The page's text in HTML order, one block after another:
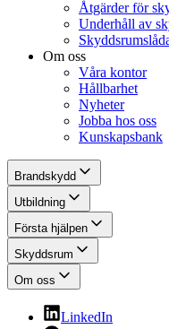
Åtgärder för
Underhåll av
Om oss
Våra kontor
Hållbarhet
Nyheter
Jobba hos oss
Kunskapsbank
Brandskydd
Utbildning
Första hjälpen
Skyddsrum
Om oss
LinkedIn